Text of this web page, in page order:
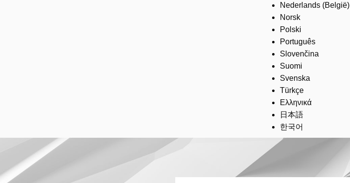
Nederlands (België)
Norsk
Polski
Português
Slovenčina
Suomi
Svenska
Türkçe
Ελληνικά
日本語
한국어